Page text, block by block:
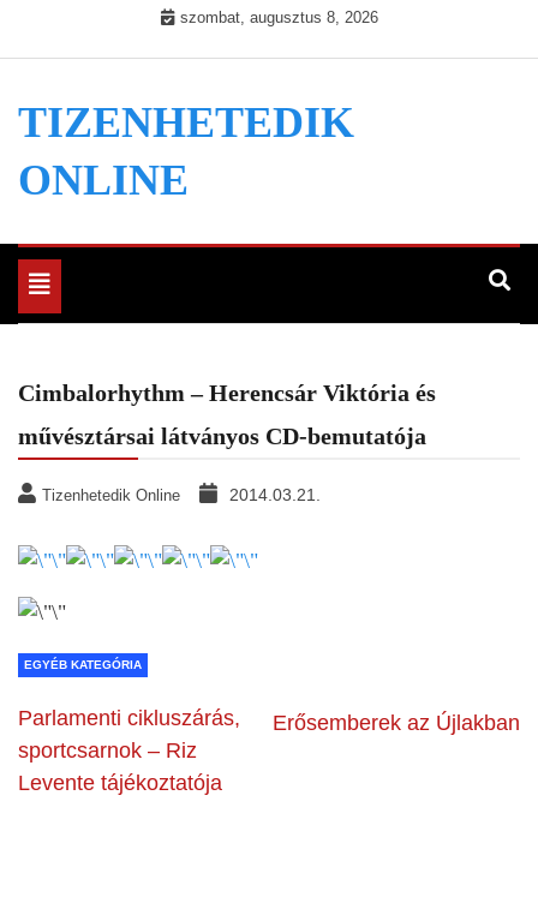
szombat, augusztus 8, 2026
TIZENHETEDIK
ONLINE
Toggle
navigation
Cimbalorhythm – Herencsár Viktória és
művésztársai látványos CD-bemutatója
Tizenhetedik Online 2014.03.21.
EGYÉB KATEGÓRIA
Parlamenti cikluszárás,
sportcsarnok – Riz
Levente tájékoztatója
Erősemberek az Újlakban